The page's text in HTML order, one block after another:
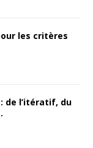
les critères
de l’itératif, du